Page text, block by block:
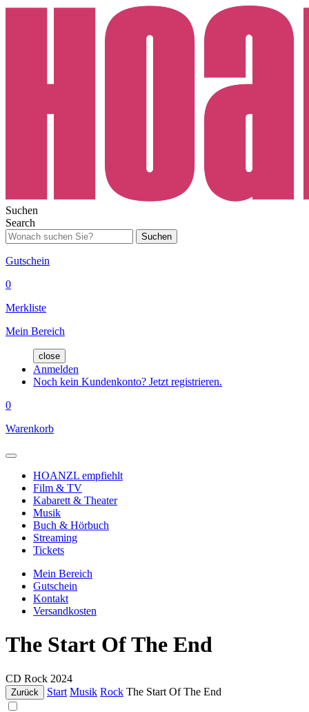
Suchen
Search
Suchen
Gutschein
0
Merkliste
Mein Bereich
close
Anmelden
Noch kein Kundenkonto? Jetzt registrieren.
0
Warenkorb
HOANZL empfiehlt
Film & TV
Kabarett & Theater
Musik
Buch & Hörbuch
Streaming
Tickets
Mein Bereich
Gutschein
Kontakt
Versandkosten
The Start Of The End
CD Rock 2024
Zurück Start Musik Rock The Start Of The End